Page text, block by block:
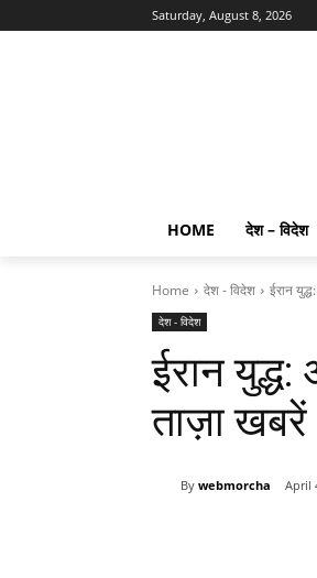
Saturday, August 8, 2026
HOME देश – विदेश
Home देश - विदेश ईरान
देश - विदेश
ईरान
ताज़ा खबरें
By webmorcha April